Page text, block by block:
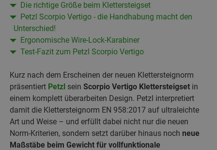
Die richtige Größe beim Klettersteigset
Petzl Scorpio Vertigo - die Handhabung macht den
Unterschied!
Ergonomische Wire-Lock-Karabiner
Test-Fazit zum Petzl Scorpio Vertigo
Kurz nach dem Erscheinen der neuen Klettersteignorm
präsentiert Petzl sein Scorpio Vertigo Klettersteigset in
einem komplett überarbeiten Design. Petzl interpretiert
damit die Klettersteignorm EN 958:2017 auf ultraleichte
Art und Weise – und erfüllt dabei nicht nur die neuen
Norm-Kriterien, sondern setzt darüber hinaus noch neue
Maßstäbe beim Gewicht für vollfunktionale